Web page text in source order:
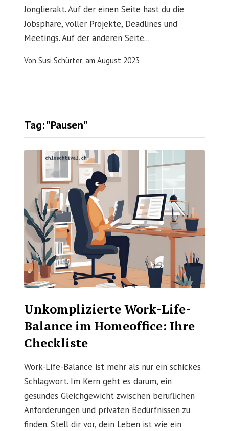
Jonglierakt. Auf der einen Seite hast du die
Jobsphäre, voller Projekte, Deadlines und
Meetings. Auf der anderen Seite...
VonSusi Schürter, amAugust 2023
Tag: "Pausen"
Unkomplizierte Work-Life-
Balance im Homeoffice: Ihre
Checkliste
Work-Life-Balance ist mehr als nur ein schickes
Schlagwort. Im Kern geht es darum, ein
gesundes Gleichgewicht zwischen beruflichen
Anforderungen und privaten Bedürfnissen zu
finden. Stell dir vor, dein Leben ist wie ein